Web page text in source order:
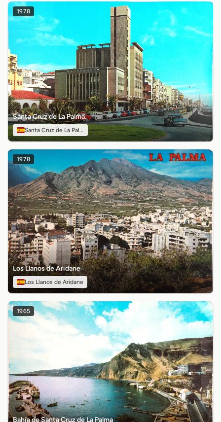
1978
Santa Cruz de La Palma.
Santa Cruz de La Palma
1978
Los Llanos de Aridane
Los Llanos de Aridane
1965
Bahía de Santa Cruz de La Palma